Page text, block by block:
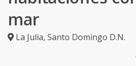
mar
La Julia, Santo Domingo D.N.